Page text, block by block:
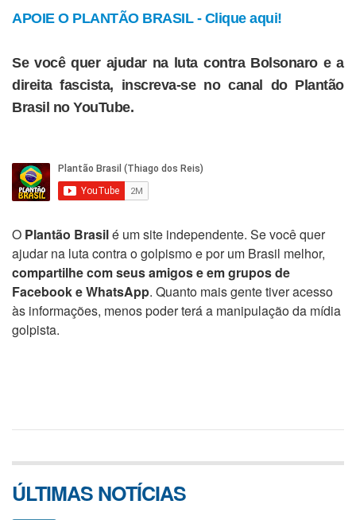
APOIE O PLANTÃO BRASIL - Clique aqui!
Se você quer ajudar na luta contra Bolsonaro e a
direita fascista, inscreva-se no canal do Plantão
Brasil no YouTube.
O Plantão Brasilé um site independente. Se você quer
ajudar na luta contra o golpismo e por um Brasil melhor,
compartilhe com seus amigos e em grupos de
Facebook e WhatsApp. Quanto mais gente tiver acesso
às informações, menos poder terá a manipulação da mídia
golpista.
ÚLTIMAS NOTÍCIAS